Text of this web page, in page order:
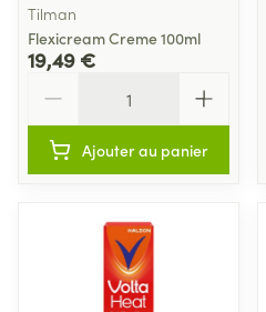
Tilman
Flexicream Creme 100ml
19,49 €
Ajouter au panier